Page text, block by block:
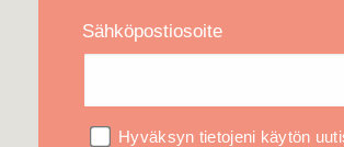
Sähköpostiosoite
Hyväksyn tietojeni käytön